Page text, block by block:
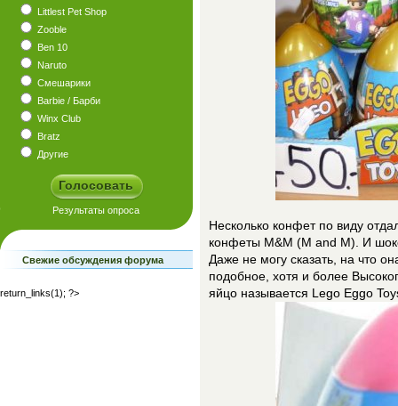
Несколько конфет по виду
конфеты M&M (M and M). И
Даже не могу сказать, на что
подобное, хотя и более
яйцо называется Lego Eggo
Littlest Pet Shop
Zooble
Ben 10
Naruto
Смешарики
Barbie / Барби
Winx Club
Bratz
Другие
Свежие обсуждения форума
return_links(1); ?>